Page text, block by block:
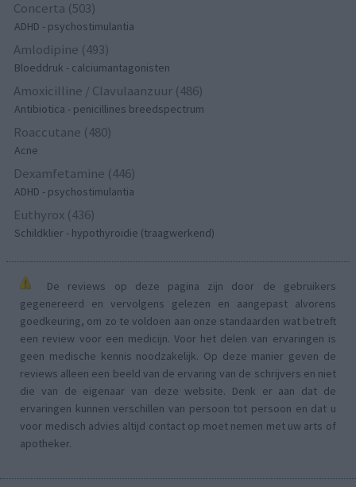
Concerta (503)
ADHD - psychostimulantia
Amlodipine (493)
Bloeddruk - calciumantagonisten
Amoxicilline / Clavulaanzuur (486)
Antibiotica - penicillines breedspectrum
Roaccutane (480)
Acne
Dexamfetamine (446)
ADHD - psychostimulantia
Euthyrox (436)
Schildklier - hypothyroidie (traagwerkend)
De reviews op deze pagina zijn door de gebruikers
gegenereerd en vervolgens gelezen en aangepast alvorens
goedkeuring, om zo te voldoen aan onze standaarden wat betreft
een review voor een medicijn. Voor het delen van ervaringen is
geen medische kennis noodzakelijk. Op deze manier geven de
reviews alleen een beeld van de ervaring van de schrijvers en niet
die van de eigenaar van deze website. Denk er aan dat de
ervaringen kunnen verschillen van persoon tot persoon en dat u
voor medisch advies altijd contact op moet nemen met uw arts of
apotheker.